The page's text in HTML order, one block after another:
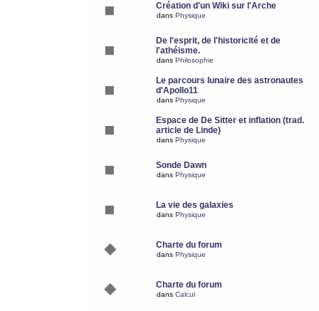
Création d'un Wiki sur l'Arche
dans Physique
De l'esprit, de l'historicité et de
l'athéisme.
dans Philosophie
Le parcours lunaire des astronautes
d'Apollo11
dans Physique
Espace de De Sitter et inflation (trad.
article de Linde)
dans Physique
Sonde Dawn
dans Physique
La vie des galaxies
dans Physique
Charte du forum
dans Physique
Charte du forum
dans Calcul